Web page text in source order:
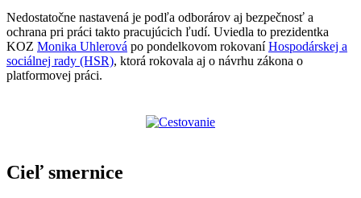
Nedostatočne nastavená je podľa odborárov aj bezpečnosť a
ochrana pri práci takto pracujúcich ľudí. Uviedla to prezidentka
KOZ Monika Uhlerová po pondelkovom rokovaníHospodárskej a
sociálnej rady (HSR), ktorá rokovala aj o návrhu zákona o
platformovej práci.
Cieľ smernice